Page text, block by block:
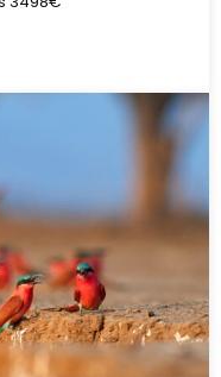
antilopes
le temps de vivre
pension
deux sorties
de guides
ou à pied
la rivière et
rythment ces